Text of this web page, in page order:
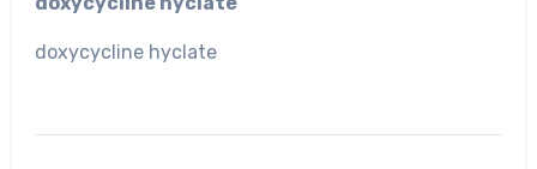
doxycycline hyclate